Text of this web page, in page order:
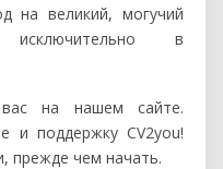
на великий, могучий
исключительно в
на нашем сайте.
и поддержку CV2you!
прежде чем начать.